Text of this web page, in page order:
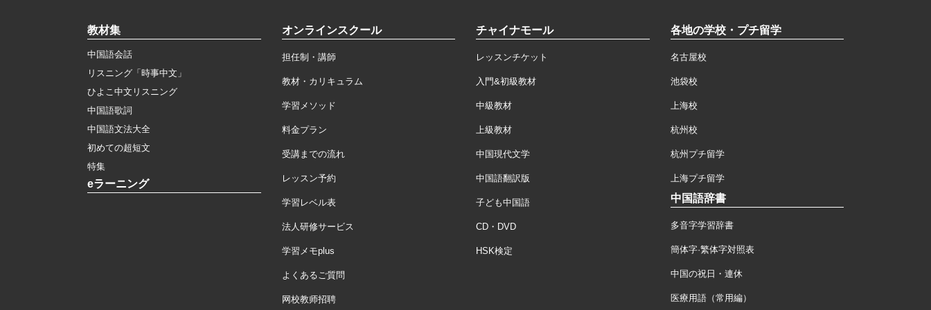
教材集
中国語会話
リスニング「時事中文」
ひよこ中文リスニング
中国語歌詞
中国語文法大全
初めての超短文
特集
eラーニング
オンラインスクール
担任制・講師
教材・カリキュラム
学習メソッド
料金プラン
受講までの流れ
レッスン予約
学習レベル表
法人研修サービス
学習メモplus
よくあるご質問
网校教师招聘
チャイナモール
レッスンチケット
入門&初級教材
中級教材
上級教材
中国現代文学
中国語翻訳版
子ども中国語
CD・DVD
HSK検定
各地の学校・プチ留学
名古屋校
池袋校
上海校
杭州校
杭州プチ留学
上海プチ留学
中国語辞書
多音字学習辞書
簡体字·繁体字対照表
中国の祝日・連休
医療用語（常用編）